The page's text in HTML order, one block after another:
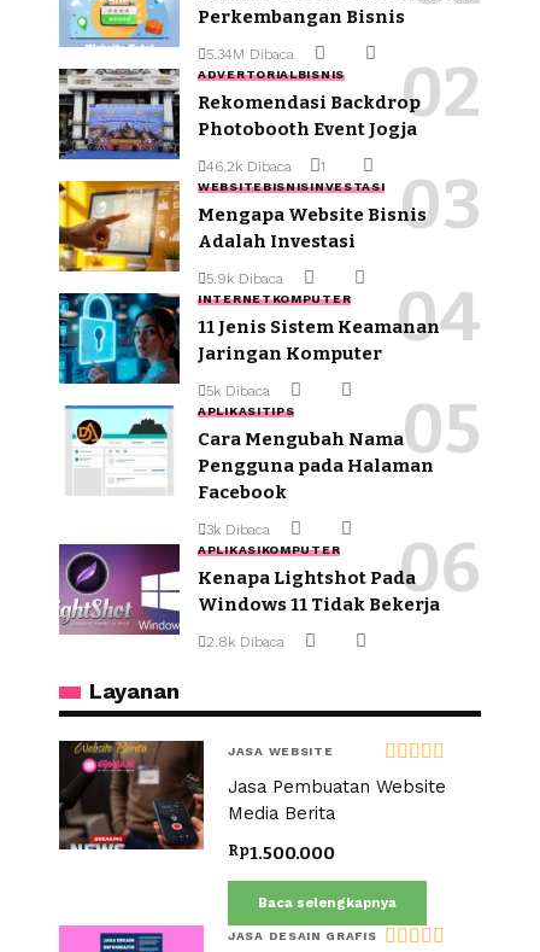
Perkembangan Bisnis
5.34M Dibaca
ADVERTORIALBISNIS
Rekomendasi Backdrop
Photobooth Event Jogja
46.2k Dibaca 1
WEBSITEBISNISINVESTASI
Mengapa Website Bisnis
Adalah Investasi
5.9k Dibaca
INTERNETKOMPUTER
11 Jenis Sistem Keamanan
Jaringan Komputer
5k Dibaca
APLIKASITIPS
Cara Mengubah Nama
Pengguna pada Halaman
Facebook
3k Dibaca
APLIKASIKOMPUTER
Kenapa Lightshot Pada
Windows 11 Tidak Bekerja
2.8k Dibaca
Layanan
JASA WEBSITE
Dinilai5.00
dari 5
Jasa Pembuatan Website
Media Berita
Rp1.500.000
Baca selengkapnya
JASA DESAIN GRAFIS